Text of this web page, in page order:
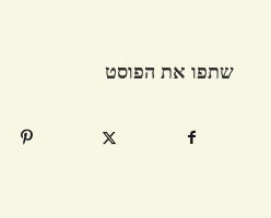
שתפו את הפוסט